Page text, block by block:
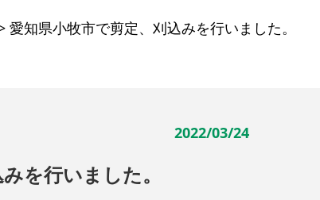
愛知県小牧市で剪定、刈込みを行いました。
2022/03/24
を行いました。